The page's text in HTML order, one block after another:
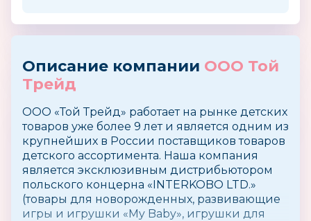
Описание компании ООО Той
Трейд
ООО «Той Трейд» работает на рынке детских
товаров уже более 9 лет и является одним из
крупнейших в России поставщиков товаров
детского ассортимента. Наша компания
является эксклюзивным дистрибьютором
польского концерна «INTERKOBO LTD.»
(товары для новорожденных, развивающие
игры и игрушки «My Baby», игрушки для